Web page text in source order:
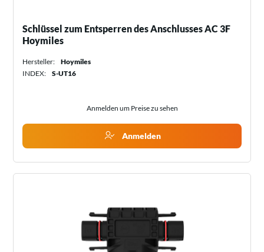
Schlüssel zum Entsperren des Anschlusses AC 3F
Hoymiles
Hersteller:
Hoymiles
INDEX:
S-UT16
Anmelden um Preise zu sehen
Anmelden